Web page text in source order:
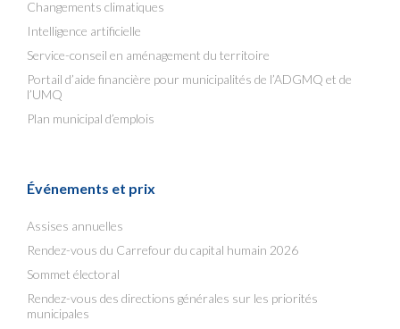
Changements climatiques
Intelligence artificielle
Service-conseil en aménagement du territoire
Portail d’aide financière pour municipalités de l’ADGMQ et de
l’UMQ
Plan municipal d’emplois
Événements et prix
Assises annuelles
Rendez-vous du Carrefour du capital humain 2026
Sommet électoral
Rendez-vous des directions générales sur les priorités
municipales